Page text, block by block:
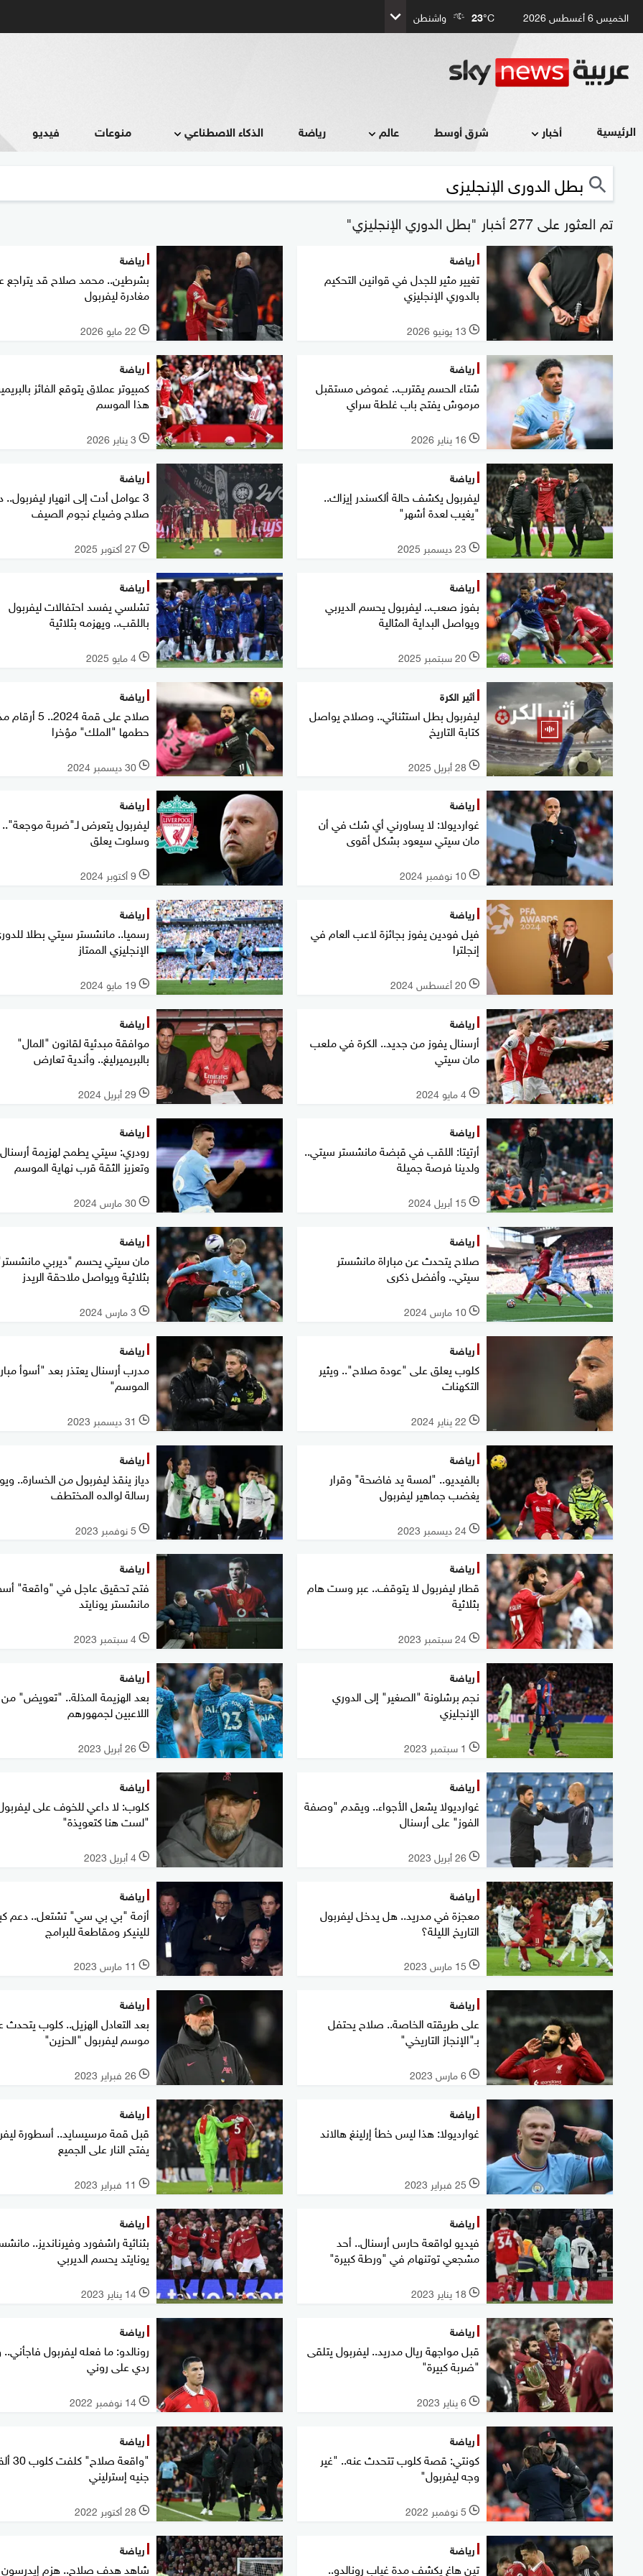
الخميس 6 أغسطس 2026 23°C واشنطن
الرئيسية أخبار شرق أوسط عالم رياضة الذكاء الاصطناعي منوعات فيديو
تم العثور على 277 أخبار "بطل الدوري الإنجليزي"
رياضة
تغيير مثير للجدل في قوانين التحكيم
بالدوري الإنجليزي
l 13 يونيو 2026
رياضة
بشرطين.. محمد صلاح قد يتراجع
مغادرة ليفربول
l 22 مايو 2026
رياضة
شتاء الحسم يقترب.. غموض مستقبل
مرموش يفتح باب غلطة سراي
l 16 يناير 2026
رياضة
كمبيوتر عملاق يتوقع الفائز
هذا الموسم
l 3 يناير 2026
رياضة
ليفربول يكشف حالة ألكسندر إيزاك..
"يغيب لعدة أشهر"
l 23 ديسمبر 2025
رياضة
3 عوامل أدت إلى انهيار ليفربول..
صلاح وضياع نجوم الصيف
l 27 أكتوبر 2025
رياضة
بفوز صعب.. ليفربول يحسم الديربي
ويواصل البداية المثالية
l 20 سبتمبر 2025
رياضة
تشلسي يفسد احتفالات ليفربول
باللقب.. ويهزمه بثلاثية
l 4 مايو 2025
أثير الكرة
ليفربول بطل استثنائي.. وصلاح يواصل
كتابة التاريخ
l 28 أبريل 2025
رياضة
صلاح على قمة 2024..
حطمها "الملك" مؤخرا
l 30 ديسمبر 2024
رياضة
غوارديولا: لا يساورني أي شك في أن
مان سيتي سيعود بشكل أقوى
l 10 نوفمبر 2024
رياضة
ليفربول يتعرض لـ"ضربة موجعة"..
وسلوت يعلق
l 9 أكتوبر 2024
رياضة
فيل فودين يفوز بجائزة لاعب العام في
إنجلترا
l 20 أغسطس 2024
رياضة
رسميا.. مانشستر سيتي بطلا
الإنجليزي الممتاز
l 19 مايو 2024
رياضة
أرسنال يفوز من جديد.. الكرة في ملعب
مان سيتي
l 4 مايو 2024
رياضة
موافقة مبدئية لقانون "المال"
بالبريميرليغ.. وأندية تعارض
l 29 أبريل 2024
رياضة
أرتيتا: اللقب في قبضة مانشستر سيتي..
ولدينا فرصة جميلة
l 15 أبريل 2024
رياضة
رودري: سيتي يطمح لهزيمة أرسنال
وتعزيز الثقة قرب نهاية الموسم
l 30 مارس 2024
رياضة
صلاح يتحدث عن مباراة مانشستر
سيتي.. وأفضل ذكرى
l 10 مارس 2024
رياضة
مان سيتي يحسم "ديربي
بثلاثية ويواصل ملاحقة الريدز
l 3 مارس 2024
رياضة
كلوب يعلق على "عودة صلاح".. ويثير
التكهنات
l 22 يناير 2024
رياضة
مدرب أرسنال يعتذر بعد "أسوأ
الموسم"
l 31 ديسمبر 2023
رياضة
بالفيديو.. "لمسة يد فاضحة" وقرار
يغضب جماهير ليفربول
l 24 ديسمبر 2023
رياضة
دياز ينقذ ليفربول من الخسارة..
رسالة لوالده المختطف
l 5 نوفمبر 2023
رياضة
قطار ليفربول لا يتوقف.. عبر وست هام
بثلاثية
l 24 سبتمبر 2023
رياضة
فتح تحقيق عاجل في "واقعة"
مانشستر يونايتد
l 4 سبتمبر 2023
رياضة
نجم برشلونة "الصغير" إلى الدوري
الإنجليزي
l 1 سبتمبر 2023
رياضة
بعد الهزيمة المذلة.. "تعويض"
اللاعبين لجمهورهم
l 26 أبريل 2023
رياضة
غوارديولا يشعل الأجواء.. ويقدم "وصفة
الفوز" على أرسنال
l 26 أبريل 2023
رياضة
كلوب: لا داعي للخوف على
"لست هنا كتعويذة"
l 4 أبريل 2023
رياضة
معجزة في مدريد.. هل يدخل ليفربول
التاريخ الليلة؟
l 15 مارس 2023
رياضة
أزمة "بي بي سي" تشتعل.. دعم
للينيكر ومقاطعة للبرامج
l 11 مارس 2023
رياضة
على طريقته الخاصة.. صلاح يحتفل
بـ"الإنجاز التاريخي"
l 6 مارس 2023
رياضة
بعد التعادل الهزيل.. كلوب
موسم ليفربول "الحزين"
l 26 فبراير 2023
رياضة
غوارديولا: هذا ليس خطأ إرلينغ هالاند
l 25 فبراير 2023
رياضة
قبل قمة مرسيسايد.. أسطورة
يفتح النار على الجميع
l 11 فبراير 2023
رياضة
فيديو لواقعة حارس أرسنال.. أحد
مشجعي توتنهام في "ورطة كبيرة"
l 18 يناير 2023
رياضة
بثنائية راشفورد وفيرنانديز..
يونايتد يحسم الديربي
l 14 يناير 2023
رياضة
قبل مواجهة ريال مدريد.. ليفربول يتلقى
"ضربة كبيرة"
l 6 يناير 2023
رياضة
رونالدو: ما فعله ليفربول
ردي على روني
l 14 نوفمبر 2022
رياضة
كونتي: قصة كلوب تتحدث عنه.. "غير
وجه ليفربول"
l 5 نوفمبر 2022
رياضة
"واقعة
جنيه إسترليني
l 28 أكتوبر 2022
رياضة
تين هاغ يكشف مدة غياب رونالدو..
رياضة
شاهد هدف صلاح.. هزم إيدرسون